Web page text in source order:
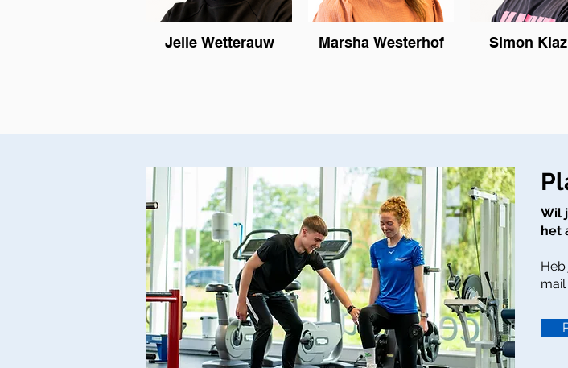
Jelle Wetterauw Marsha Westerhof Simon
Wil
het